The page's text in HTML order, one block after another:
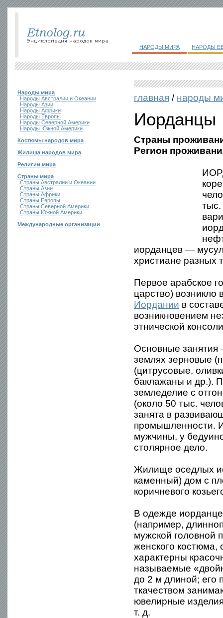
НАРОДЫ МИРА НАРОДЫ
Народы мира
Народы Австралии и Океании
Народы Азии
Народы Африки
Народы Европы
Народы Северной Америки
Народы Южной Америки
Костюмы народов мира
Жилища народов мира
Религии мира
Страны мира
Страны Австралии и Океании
Страны Азии
Страны Африки
Страны Европы
Страны Северной Америки
Страны Южной Америки
Международные организации
главная / народы
Иорданцы
Страны
Регион
тыс.
иорданцев —
христиане разных
Первое арабское
царство) возникло
Иордании в
возникновением
этнической
Основные
землях зерновые
(цитрусовые,
баклажаны и др.).
земледелие с
(около 50 тыс.
занята в
промышленности.
мужчины, у
столярное дело.
Жилище оседлых
каменный) дом с
коричневого
В одежде
(например,
мужской головной
женского костюма,
характерны
называемые
до 2 м длиной; его
ткачеством
ювелирные
т. д.